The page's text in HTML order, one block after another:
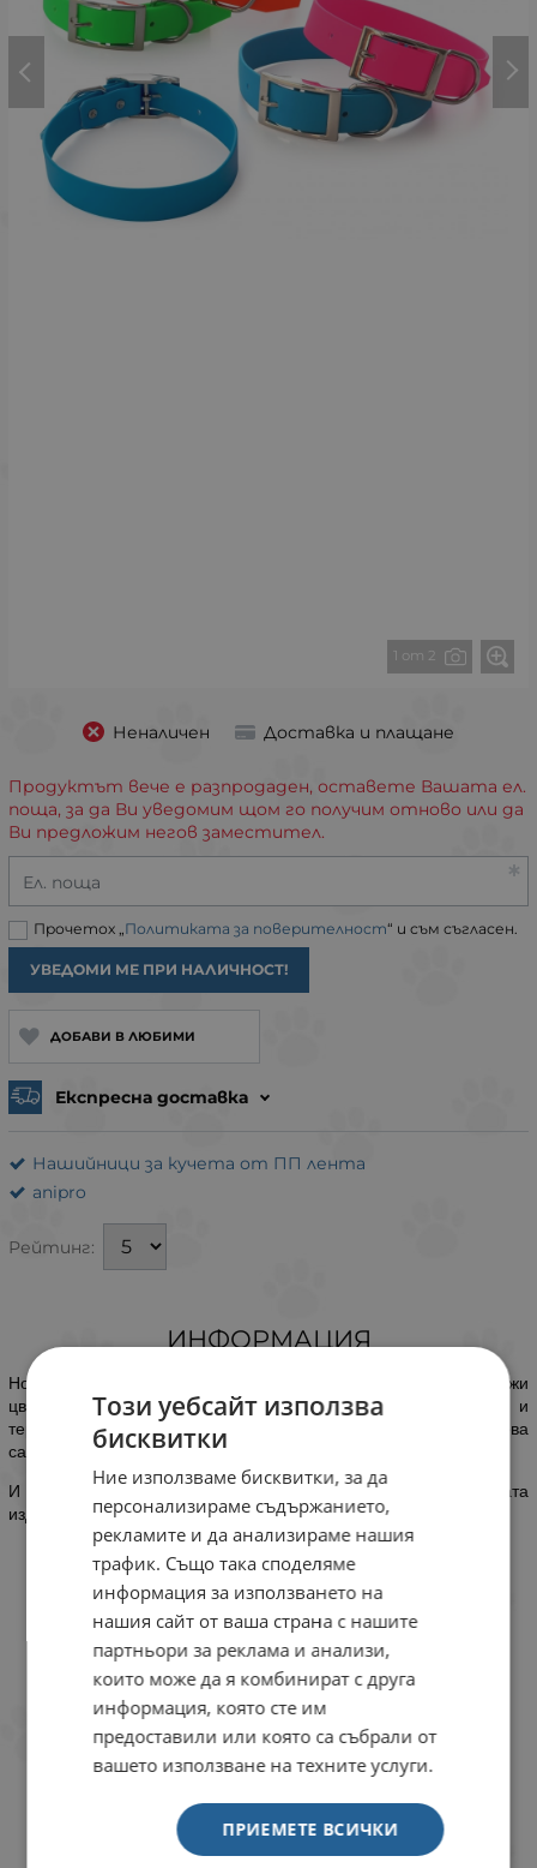
1 от 2
Неналичен Доставка и плащане
Продуктът вече е разпродаден, оставете Вашата ел.
поща, за да Ви уведомим щом го получим отново или да
Ви предложим негов заместител.
Ел. поща
Прочетох „ Политиката за поверителност“ и съм съгласен.
УВЕДОМИ МЕ ПРИ НАЛИЧНОСТ!
ДОБАВИ В ЛЮБИМИ
Експресна доставка
Нашийници за кучета от ПП лента
anipro
Рейтинг:
ИНФОРМАЦИЯ
Новите нашийници с лента с PVC на
са в свежи
цветове. Те комбинират лента и покритие от PVC и
термополиуретан. Устойчиви са на вода и износване. Освен това
са антибактериални и не задържат замърсявания.
И още нещо много важно - изключително здрави са. Лентата
издържа до 200 кг при опън (къса се при опън над 200 кг).
Този уебсайт използва
бисквитки
Ние използваме бисквитки, за да
персонализираме съдържанието,
рекламите и да анализираме нашия
трафик. Също така споделяме
информация за използването на
нашия сайт от ваша страна с нашите
партньори за реклама и анализи,
които може да я комбинират с друга
информация, която сте им
предоставили или която са събрали от
вашето използване на техните услуги.
ПРИЕМЕТЕ ВСИЧКИ